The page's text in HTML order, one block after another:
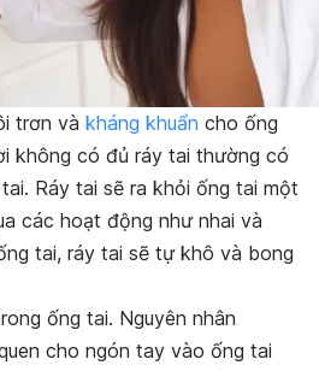
trơn và kháng khuẩn cho ống
không có đủ ráy tai thường có
Ráy tai sẽ ra khỏi ống tai một
các hoạt động như nhai và
tai, ráy tai sẽ tự khô và bong
ống tai. Nguyên nhân
cho ngón tay vào ống tai